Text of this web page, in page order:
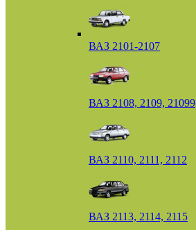
ВАЗ 2101-2107
ВАЗ 2108, 2109, 21099
ВАЗ 2110, 2111, 2112
ВАЗ 2113, 2114, 2115